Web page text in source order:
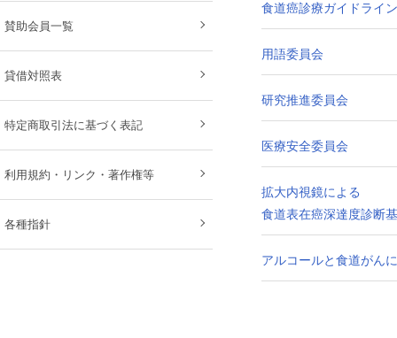
食道癌診療ガイドライ
用語委員会
研究推進委員会
医療安全委員会
拡大内視鏡による
食道表在癌深達度診断
アルコールと食道がん
賛助会員一覧
貸借対照表
特定商取引法に基づく表記
利用規約・リンク・著作権等
各種指針